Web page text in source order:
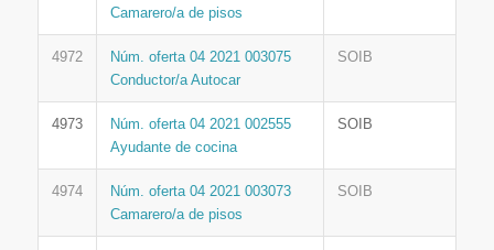
Camarero/a de pisos
4972
Núm. oferta 04 2021 003075
Conductor/a Autocar
SOIB
4973
Núm. oferta 04 2021 002555
Ayudante de cocina
SOIB
4974
Núm. oferta 04 2021 003073
Camarero/a de pisos
SOIB